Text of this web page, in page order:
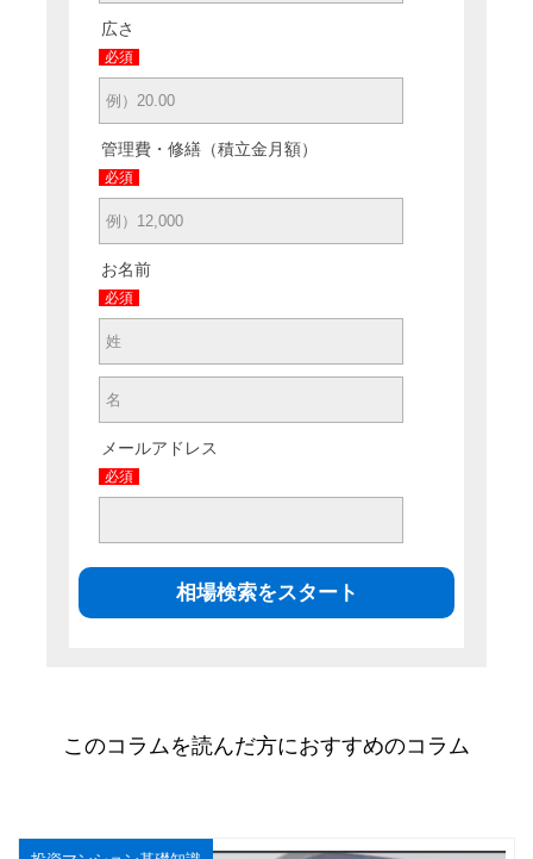
広さ
必須
管理費・修繕（積立金月額）
必須
お名前
必須
メールアドレス
必須
このコラムを読んだ方におすすめのコラム